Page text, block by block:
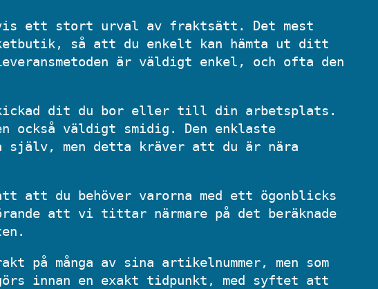
ett stort urval av fraktsätt. Det mest
så att du enkelt kan hämta ut ditt
är väldigt enkel, och ofta den
dit du bor eller till din arbetsplats.
väldigt smidig. Den enklaste
själv, men detta kräver att du är nära
du behöver varorna med ett ögonblicks
att vi tittar närmare på det beräknade
på många av sina artikelnummer, men som
innan en exakt tidpunkt, med syftet att